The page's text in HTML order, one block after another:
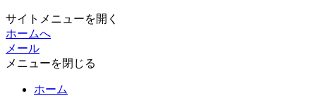
サイトメニューを開く
ホームへ
メール
メニューを閉じる
ホーム